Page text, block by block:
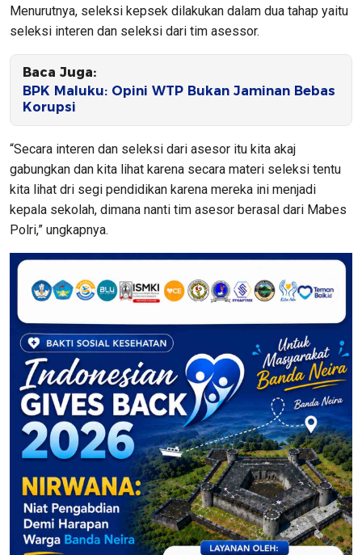
Menurutnya, seleksi kepsek dilakukan dalam dua tahap yaitu
seleksi interen dan seleksi dari tim asessor.
Baca Juga:
BPK Maluku: Opini WTP Bukan Jaminan Bebas
Korupsi
“Secara interen dan seleksi dari asesor itu kita akaj
gabungkan dan kita lihat karena secara materi seleksi tentu
kita lihat dri segi pendidikan karena mereka ini menjadi
kepala sekolah, dimana nanti tim asesor berasal dari Mabes
Polri,” ungkapnya.